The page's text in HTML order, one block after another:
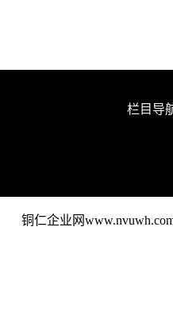
栏目导
铜仁企业网